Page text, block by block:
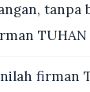
tanpa
TUHAN
firman